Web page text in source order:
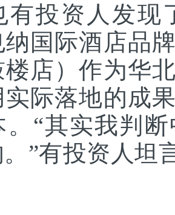
有投资人发现
纳国际酒店品
楼店）作为华
实际落地的成
。“其实我判
”有投资人坦